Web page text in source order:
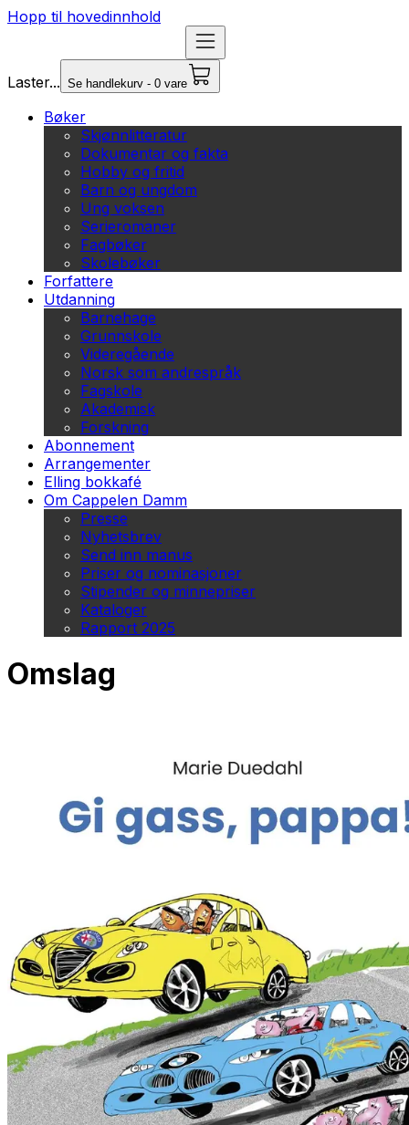
Hopp til hovedinnhold
Laster... Se handlekurv - 0 vare
Bøker
Skjønnlitteratur
Dokumentar og fakta
Hobby og fritid
Barn og ungdom
Ung voksen
Serieromaner
Fagbøker
Skolebøker
Forfattere
Utdanning
Barnehage
Grunnskole
Videregående
Norsk som andrespråk
Fagskole
Akademisk
Forskning
Abonnement
Arrangementer
Elling bokkafé
Om Cappelen Damm
Presse
Nyhetsbrev
Send inn manus
Priser og nominasjoner
Stipender og minnepriser
Kataloger
Rapport 2025
Omslag